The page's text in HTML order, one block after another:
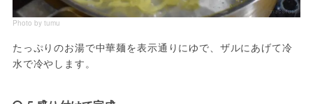
Photo by tumu
たっぷりのお湯で中華麺を表示通りにゆで、ザルにあげて冷
水で冷やします。